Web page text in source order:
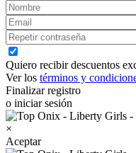
Quiero recibir descuentos
Ver los términos y
Finalizar registro
o iniciar sesión
×
Aceptar